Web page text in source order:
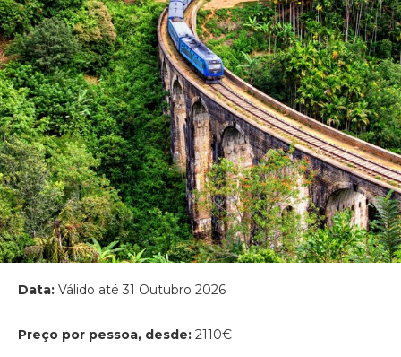
Data: Válido até 31 Outubro 2026
Preço por pessoa, desde: 2110€